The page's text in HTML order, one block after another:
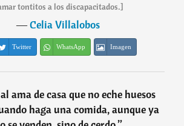
tontitos a los discapacitados.]
―Celia Villalobos
Twitter WhatsApp Imagen
ama de casa que no eche huesos
haga una comida, aunque ya